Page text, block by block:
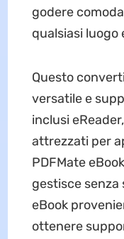
godere
qualsiasi luogo
Questo
versatile e
inclusi
attrezzati per
PDFMate
gestisce
eBook
ottenere